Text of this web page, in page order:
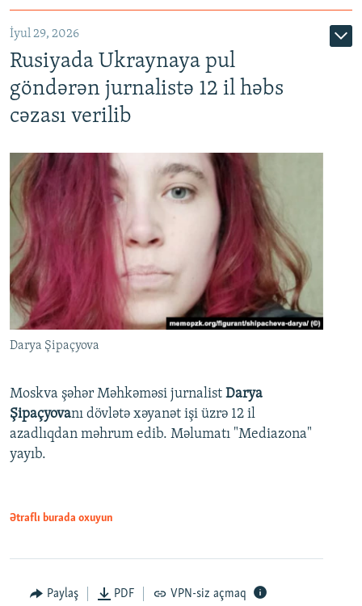
İyul 29, 2026
Rusiyada Ukraynaya pul
göndərən jurnalistə 12 il həbs
cəzası verilib
Darya Şipaçyova
Moskva şəhər Məhkəməsi jurnalist Darya
Şipaçyovanı dövlətə xəyanət işi üzrə 12 il
azadlıqdan məhrum edib. Məlumatı "Mediazona"
yayıb.
Ətraflı burada oxuyun
Paylaş PDF VPN-siz açmaq